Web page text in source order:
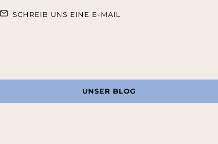
SCHREIB UNS EINE E-MAIL
UNSER BLOG